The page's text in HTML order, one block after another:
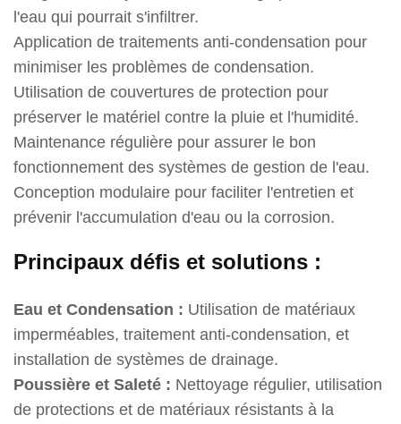
l'eau qui pourrait s'infiltrer.
Application de traitements anti-condensation pour
minimiser les problèmes de condensation.
Utilisation de couvertures de protection pour
préserver le matériel contre la pluie et l'humidité.
Maintenance régulière pour assurer le bon
fonctionnement des systèmes de gestion de l'eau.
Conception modulaire pour faciliter l'entretien et
prévenir l'accumulation d'eau ou la corrosion.
Principaux défis et solutions :
Eau et Condensation : Utilisation de matériaux
imperméables, traitement anti-condensation, et
installation de systèmes de drainage.
Poussière et Saleté : Nettoyage régulier, utilisation
de protections et de matériaux résistants à la